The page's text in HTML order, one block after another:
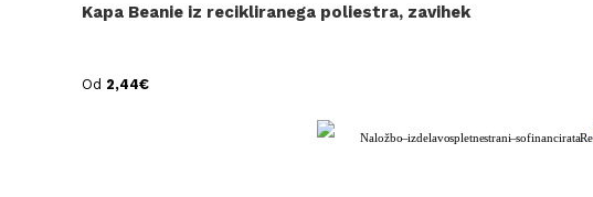
Kapa Beanie iz recikliranega poliestra, zavihek
Od 2,44€
Naložbo – izdelavo spletne strani – sofinancirata